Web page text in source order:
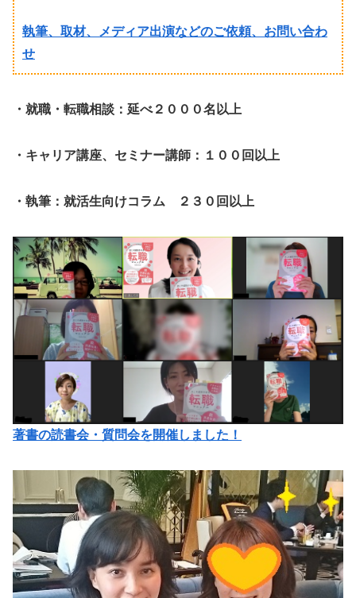
執筆、取材、メディア出演などのご依頼、お問い合わ
せ
・就職・転職相談：延べ２０００名以上
・キャリア講座、セミナー講師：１００回以上
・執筆：就活生向けコラム ２３０回以上
著書の読書会・質問会を開催しました！